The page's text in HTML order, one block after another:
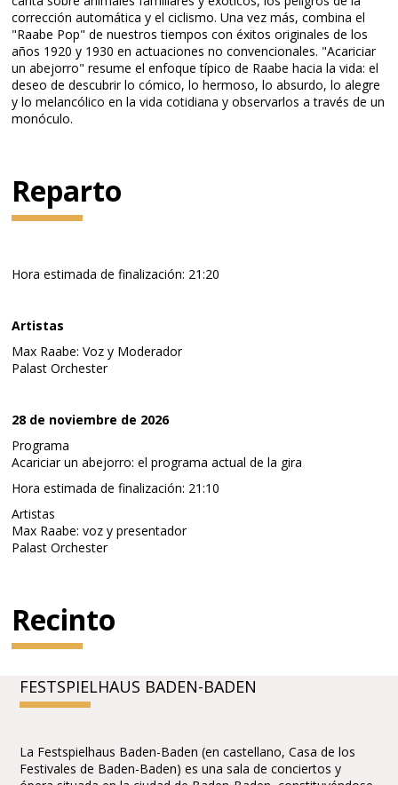
corrección automática y el ciclismo. Una vez más, combina el
"Raabe Pop" de nuestros tiempos con éxitos originales de los
años 1920 y 1930 en actuaciones no convencionales. "Acariciar
un abejorro" resume el enfoque típico de Raabe hacia la vida: el
deseo de descubrir lo cómico, lo hermoso, lo absurdo, lo alegre
y lo melancólico en la vida cotidiana y observarlos a través de un
monóculo.
Reparto
Hora estimada de finalización: 21:20
Artistas
Max Raabe: Voz y Moderador
Palast Orchester
28 de noviembre de 2026
Programa
Acariciar un abejorro: el programa actual de la gira
Hora estimada de finalización: 21:10
Artistas
Max Raabe: voz y presentador
Palast Orchester
Recinto
FESTSPIELHAUS BADEN-BADEN
La Festspielhaus Baden-Baden (en castellano, Casa de los
Festivales de Baden-Baden) es una sala de conciertos y